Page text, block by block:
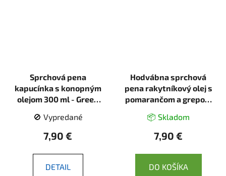
Sprchová pena
kapucínka s konopným
olejom 300 ml - Green
🚫 Vypredané
7,90 €
DETAIL
Hodvábna sprchová
pena rakytníkový olej s
pomarančom a grepom
📦 Skladom
7,90 €
DO KOŠÍKA